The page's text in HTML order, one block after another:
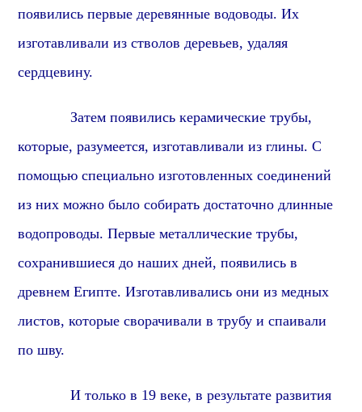
появились первые деревянные водоводы. Их
изготавливали из стволов деревьев, удаляя
сердцевину.
Затем появились керамические трубы,
которые,разумеется, изготавливали из глины. С
помощью специально изготовленных соединений
из них можно было собирать достаточно длинные
водопроводы. Первые металлические трубы,
сохранившиеся до наших дней, появились в
древнем Египте.Изготавливались они из медных
листов, которые сворачивали в трубу и спаивали
по шву.
И только в 19 веке, в результате развития